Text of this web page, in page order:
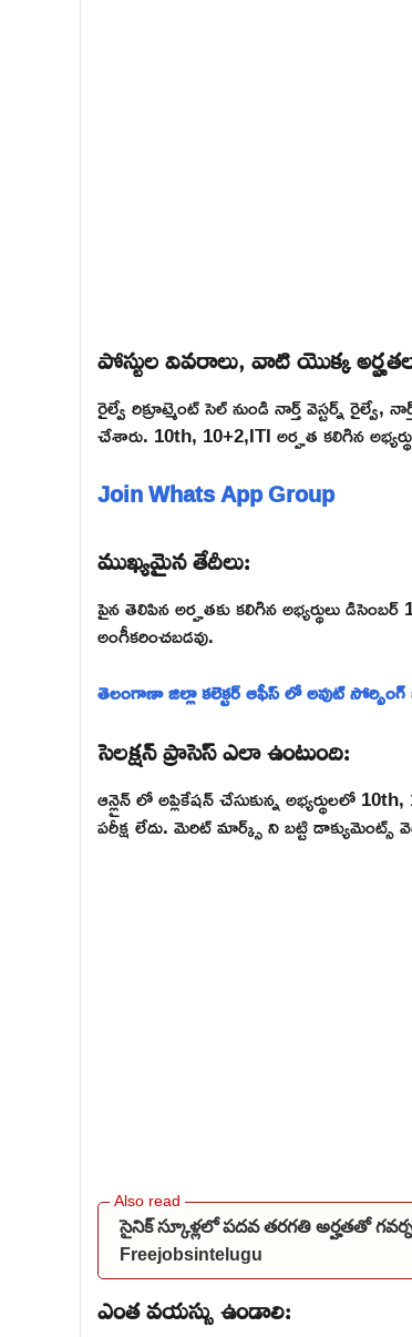
పోస్టుల వివరాలు, వాటి యొక్క
రైల్వే రిక్రూట్మెంట్ సెల్ నుండి నార్త్ వెస్టర్న్
చేశారు. 10th, 10+2,ITI అర్హత కలిగిన
Join Whats App Group
ముఖ్యమైన తేదీలు:
పైన తెలిపిన అర్హతకు కలిగిన అభ్యర్థులు
అంగీకరించబడవు.
తెలంగాణా జిల్లా కలెక్టర్ ఆఫీస్ లో అవుట్
సెలక్షన్ ప్రాసెస్ ఎలా ఉంటుంది:
ఆన్లైన్ లో అప్లికేషన్ చేసుకున్న అభ్యర్థులలో
పరీక్ష లేదు. మెరిట్ మార్క్స్ ని బట్టి డాక్యుమెంట్స్
సైనిక్ స్కూళ్లలో పదవ తరగతి అర్హతతో
Freejobsintelugu
ఎంత వయస్సు ఉండాలి: